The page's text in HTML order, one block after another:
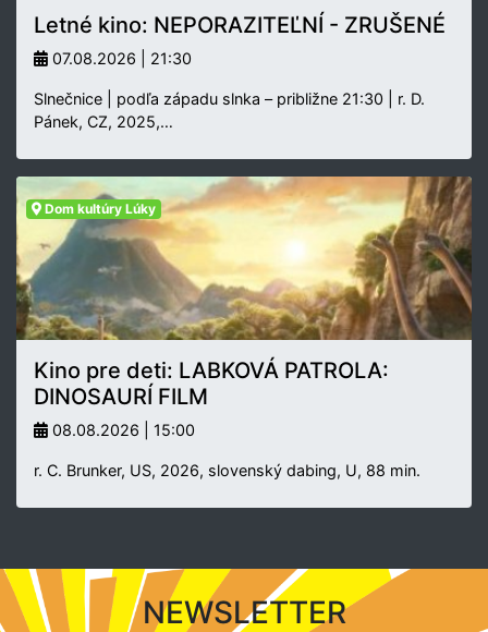
Letné kino: NEPORAZITEĽNÍ - ZRUŠENÉ
07.08.2026 | 21:30
Slnečnice | podľa západu slnka – približne 21:30 | r. D.
Pánek, CZ, 2025,…
Dom kultúry Lúky
Kino pre deti: LABKOVÁ PATROLA:
DINOSAURÍ FILM
08.08.2026 | 15:00
r. C. Brunker, US, 2026, slovenský dabing, U, 88 min.
NEWSLETTER